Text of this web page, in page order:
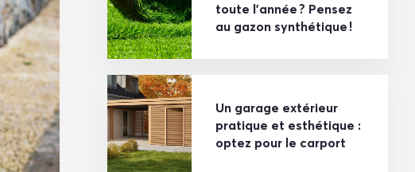
toute l’année ? Pensez
au gazon synthétique !
Un garage extérieur
pratique et esthétique :
optez pour le carport